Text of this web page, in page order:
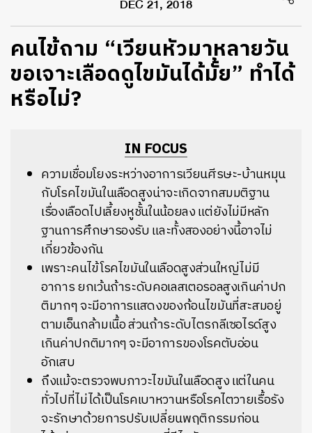
DEC 21, 2018
คนไข้ถาม “เวียนหัวมาหลายวัน
ขอเจาะเลือดดูไขมันได้มั้ย” ทำได้
หรือไม่?
IN FOCUS
ความเชื่อมโยงระหว่างอาการเวียนศีรษะ-บ้านหมุน
กับโรคไขมันในเลือดสูงน่าจะเกิดจากสมมติฐาน
เรื่องเลือดไปเลี้ยงหูชั้นในน้อยลง แต่ยังไม่มีหลัก
ฐานการศึกษารองรับ และทั้งสองอย่างนี้อาจไม่
เกี่ยวข้องกัน
เพราะคนไข้โรคไขมันในเลือดสูงส่วนใหญ่ไม่มี
อาการ ยกเว้นถ้าระดับคอเลสเตอรอลสูงเกินค่าปก
ติมากๆ จะมีอาการแสดงของก้อนไขมันที่สะสมอยู่
ตามเอ็นกล้ามเนื้อ ส่วนถ้าระดับไตรกลีเซอไรด์สูง
เกินค่าปกติมากๆ จะมีอาการของโรคตับอ่อน
อักเสบ
ถึงแม้จะตรวจพบภาวะไขมันในเลือดสูง แต่ในคน
ทั่วไปที่ไม่ได้เป็นโรคเบาหวานหรือโรคไตวายเรื้อรัง
จะรักษาด้วยการปรับเปลี่ยนพฤติกรรมก่อน